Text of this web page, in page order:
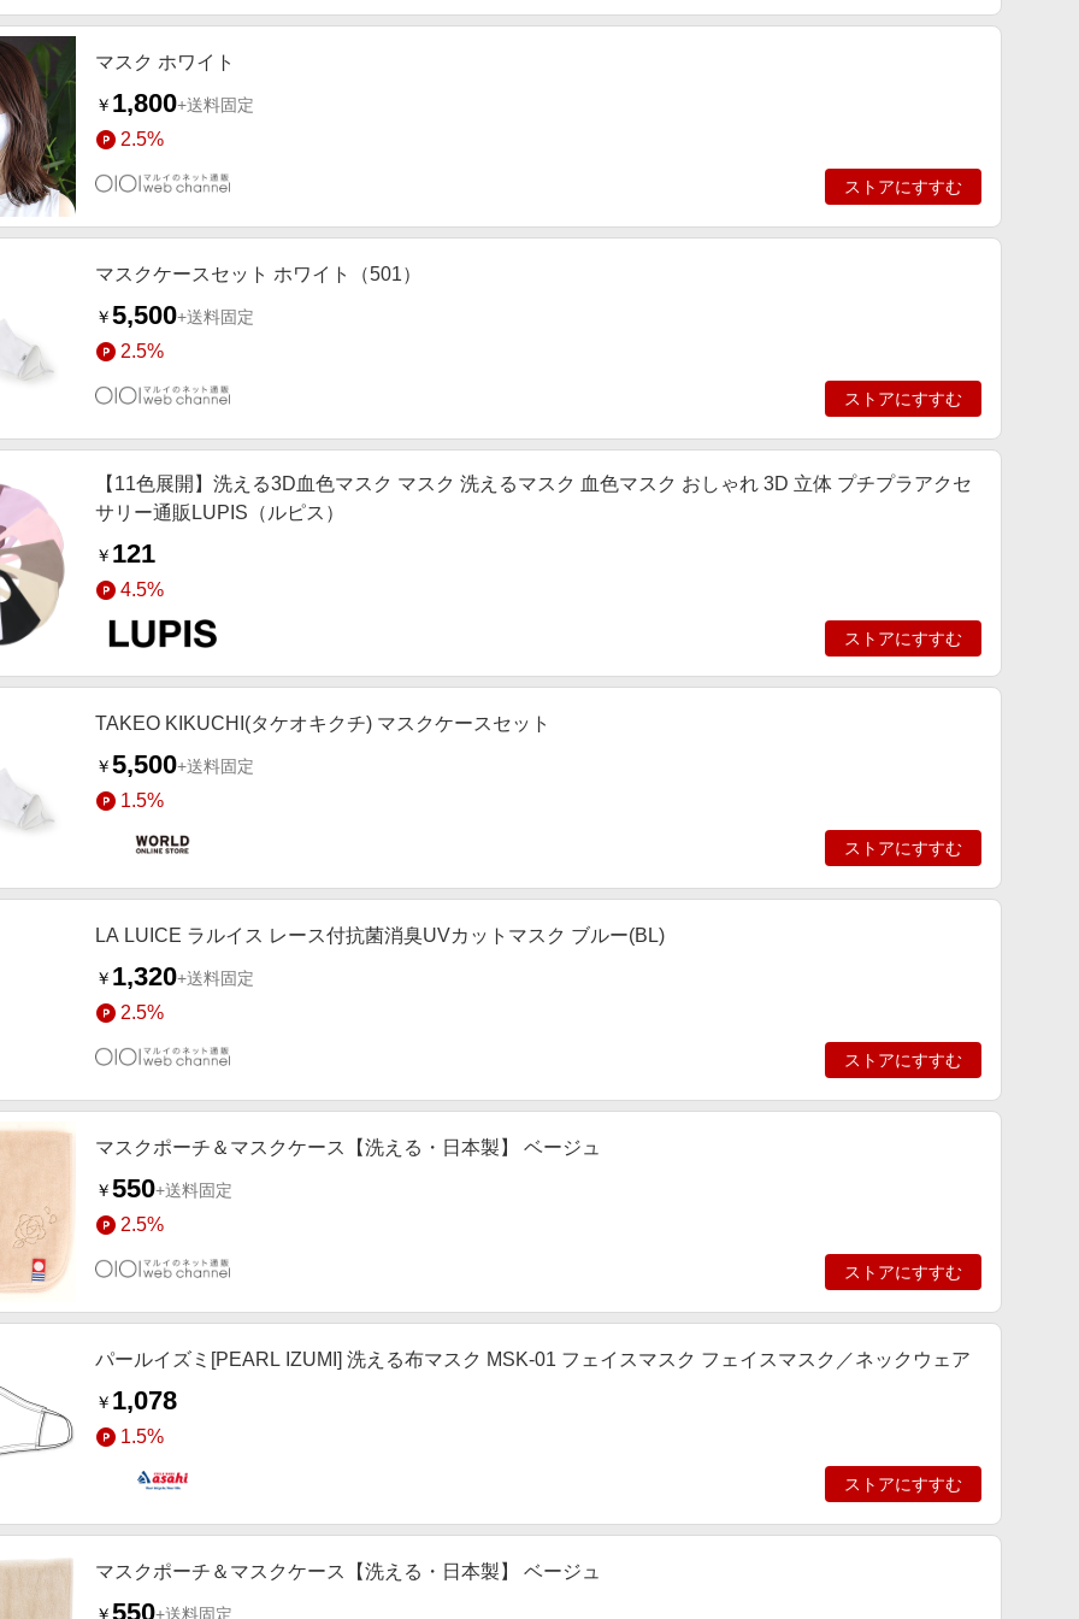
マスク ホワイト
￥ 1,800+送料固定
2.5%
ストアにすすむ
マスクケースセット ホワイト（501）
￥5,500+送料固定
2.5%
ストアにすすむ
【11色展開】洗える3D血色マスク マスク 洗えるマスク 血色マスク おしゃれ 3D 立体 プチプラアクセ
サリー通販LUPIS（ルピス）
￥ 121
4.5%
ストアにすすむ
TAKEO KIKUCHI(タケオキクチ) マスクケースセット
￥5,500+送料固定
1.5%
ストアにすすむ
LA LUICE ラルイス レース付抗菌消臭UVカットマスク ブルー(BL)
￥ 1,320+送料固定
2.5%
ストアにすすむ
マスクポーチ＆マスクケース【洗える・日本製】 ベージュ
￥550+送料固定
2.5%
ストアにすすむ
パールイズミ[PEARL IZUMI] 洗える布マスク MSK-01 フェイスマスク フェイスマスク／ネックウェア
￥ 1,078
1.5%
ストアにすすむ
マスクポーチ＆マスクケース【洗える・日本製】 ベージュ
￥550+送料固定